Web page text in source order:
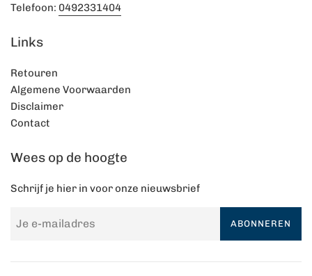
Telefoon: 0492331404
Links
Retouren
Algemene Voorwaarden
Disclaimer
Contact
Wees op de hoogte
Schrijf je hier in voor onze nieuwsbrief
ABONNEREN